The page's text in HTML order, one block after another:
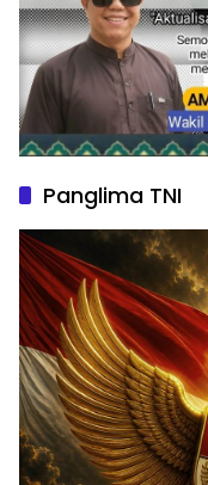
Panglima TNI